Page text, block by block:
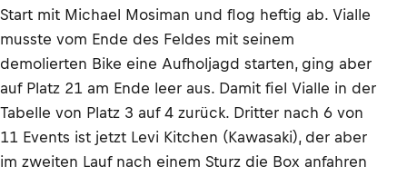
Start mit Michael Mosiman und flog heftig ab. Vialle
musste vom Ende des Feldes mit seinem
demolierten Bike eine Aufholjagd starten, ging aber
auf Platz 21 am Ende leer aus. Damit fiel Vialle in der
Tabelle von Platz 3 auf 4 zurück. Dritter nach 6 von
11 Events ist jetzt Levi Kitchen (Kawasaki), der aber
im zweiten Lauf nach einem Sturz die Box anfahren